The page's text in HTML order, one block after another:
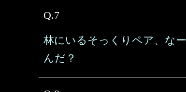
Q.7
林にいるそっくりペア、なー
んだ？